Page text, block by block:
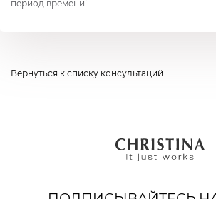
период времени!
Вернуться к списку консультаций